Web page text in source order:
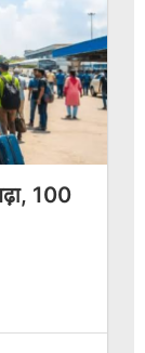
100